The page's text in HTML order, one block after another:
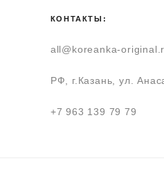
КОНТАКТЫ:
all@koreanka-
РФ, г.Казань, ул.
+7 963 139 79 79